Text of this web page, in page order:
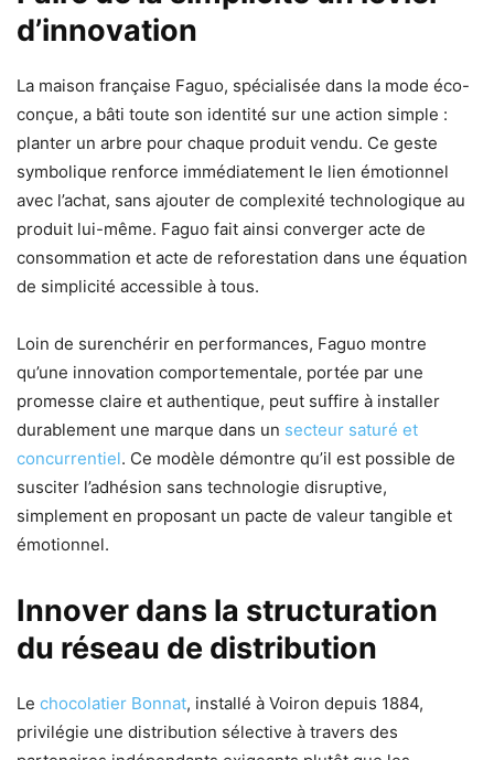
d’innovation
La maison française Faguo, spécialisée dans la mode éco-
conçue, a bâti toute son identité sur une action simple :
planter un arbre pour chaque produit vendu. Ce geste
symbolique renforce immédiatement le lien émotionnel
avec l’achat, sans ajouter de complexité technologique au
produit lui-même. Faguo fait ainsi converger acte de
consommation et acte de reforestation dans une équation
de simplicité accessible à tous.
Loin de surenchérir en performances, Faguo montre
qu’une innovation comportementale, portée par une
promesse claire et authentique, peut suffire à installer
durablement une marque dans un secteur saturé et
concurrentiel. Ce modèle démontre qu’il est possible de
susciter l’adhésion sans technologie disruptive,
simplement en proposant un pacte de valeur tangible et
émotionnel.
Innover dans la structuration
du réseau de distribution
Le chocolatier Bonnat, installé à Voiron depuis 1884,
privilégie une distribution sélective à travers des